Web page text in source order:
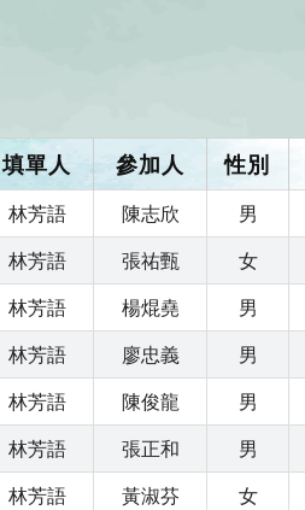
填單人 參加人 性別
林芳語 陳志欣 男
林芳語 張祐甄 女
林芳語 楊焜堯 男
林芳語 廖忠義 男
林芳語 陳俊龍 男
林芳語 張正和 男
林芳語 黃淑芬 女